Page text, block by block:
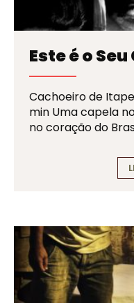
Este é o
Cachoeiro de
min Uma capela
no coração do